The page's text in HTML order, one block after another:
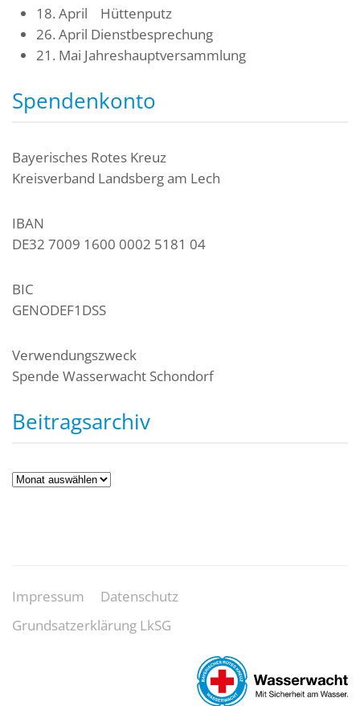
18. April Hüttenputz
26. April Dienstbesprechung
21. Mai Jahreshauptversammlung
Spendenkonto
Bayerisches Rotes Kreuz
Kreisverband Landsberg am Lech
IBAN
DE32 7009 1600 0002 5181 04
BIC
GENODEF1DSS
Verwendungszweck
Spende Wasserwacht Schondorf
Beitragsarchiv
Beitragsarchiv
Impressum
Datenschutz
Grundsatzerklärung LkSG